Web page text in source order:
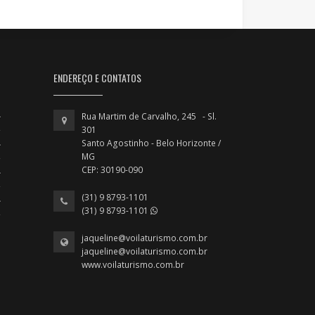
ENDEREÇO E CONTATOS
Rua Martim de Carvalho, 245 - Sl.
301
Santo Agostinho - Belo Horizonte /
MG
CEP: 30190-090
(31) 9 8793-1101
(31) 9 8793-1101
jaqueline@voilaturismo.com.br
jaqueline@voilaturismo.com.br
www.voilaturismo.com.br